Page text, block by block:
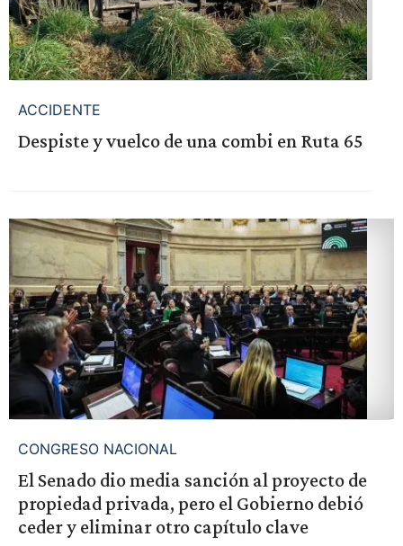
ACCIDENTE
Despiste y vuelco de una combi en Ruta 65
CONGRESO NACIONAL
El Senado dio media sanción al proyecto de
propiedad privada, pero el Gobierno debió
ceder y eliminar otro capítulo clave